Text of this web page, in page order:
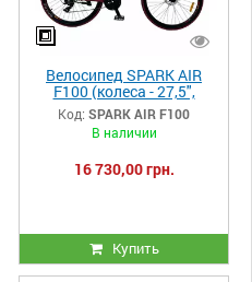
Велосипед SPARK AIR
F100 (колеса - 27,5",
алюмінієва рама - 15")
Код: SPARK AIR F100
В наличии
16 730,00 грн.
Купить